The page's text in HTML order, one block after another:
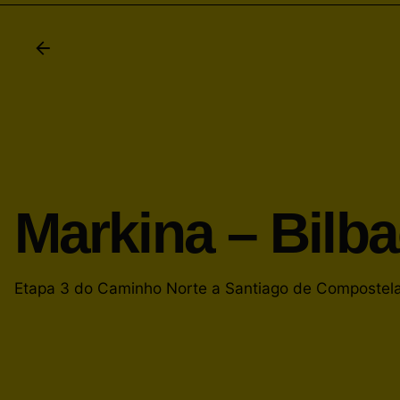
Markina –
Etapa 3 do Caminho Norte a Santiago de